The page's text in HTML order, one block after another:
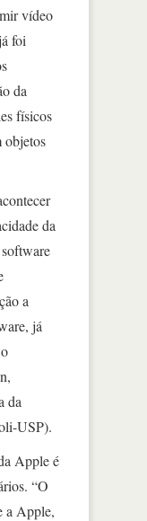
vídeo
foi
da
físicos
objetos
da
a
já
da
USP).
Apple é
“O
a Apple,